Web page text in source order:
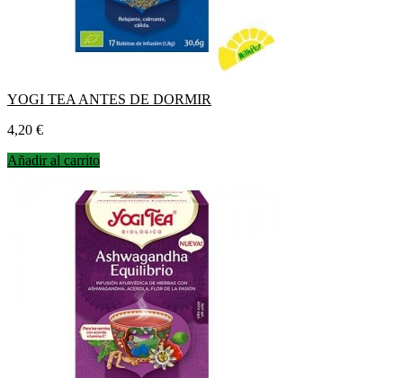
YOGI TEA ANTES DE DORMIR
Precio
4,20 €
Añadir al carrito